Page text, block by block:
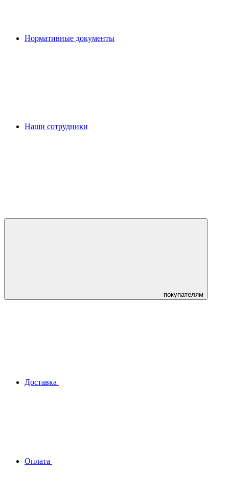
Нормативные документы
Наши сотрудники
покупателям
Доставка
Оплата